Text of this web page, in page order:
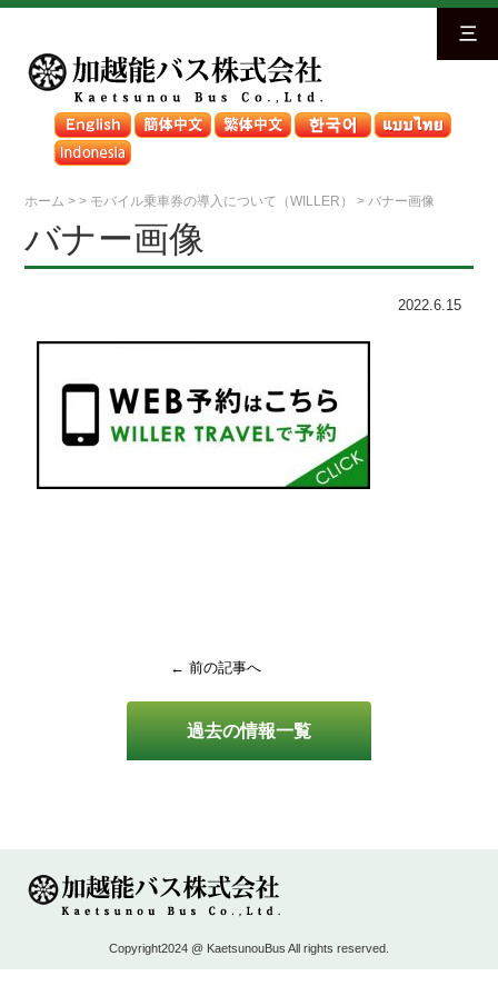
三
ホーム >> モバイル乗車券の導入について（WILLER） > バナー画像
過去の情報一覧
バナー画像
2022.6.15
← 前の記事へ
Copyright2024 @ KaetsunouBus All rights reserved.